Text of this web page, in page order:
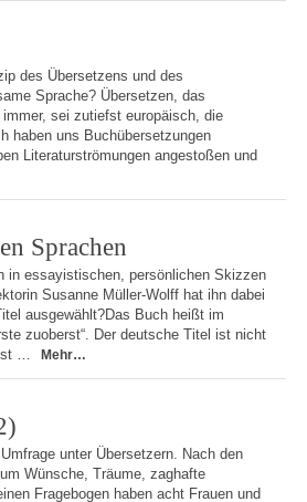
des Übersetzens und des
Sprache? Übersetzen, das
sei zutiefst europäisch, die
haben uns Buchübersetzungen
Literaturströmungen angestoßen und
Sprachen
in essayistischen, persönlichen Skizzen
Susanne Müller-Wolff hat ihn dabei
ausgewählt?Das Buch heißt im
zuoberst“. Der deutsche Titel ist nicht
…
Mehr…
unter Übersetzern. Nach den
Wünsche, Träume, zaghafte
Fragebogen haben acht Frauen und